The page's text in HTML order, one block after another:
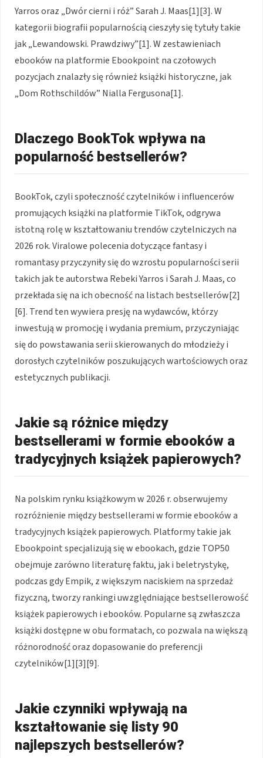
Yarros oraz „Dwór cierni i róż” Sarah J. Maas[1][3]. W
kategorii biografii popularnością cieszyły się tytuły takie
jak „Lewandowski. Prawdziwy”[1]. W zestawieniach
ebooków na platformie Ebookpoint na czołowych
pozycjach znalazły się również książki historyczne, jak
„Dom Rothschildów” Nialla Fergusona[1].
Dlaczego BookTok wpływa na
popularność bestsellerów?
BookTok, czyli społeczność czytelników i influencerów
promujących książki na platformie TikTok, odgrywa
istotną rolę w kształtowaniu trendów czytelniczych na
2026 rok. Viralowe polecenia dotyczące fantasy i
romantasy przyczyniły się do wzrostu popularności serii
takich jak te autorstwa Rebeki Yarros i Sarah J. Maas, co
przekłada się na ich obecność na listach bestsellerów[2]
[6]. Trend ten wywiera presję na wydawców, którzy
inwestują w promocję i wydania premium, przyczyniając
się do powstawania serii skierowanych do młodzieży i
dorosłych czytelników poszukujących wartościowych oraz
estetycznych publikacji.
Jakie są różnice między
bestsellerami w formie ebooków a
tradycyjnych książek papierowych?
Na polskim rynku książkowym w 2026 r. obserwujemy
rozróżnienie między bestsellerami w formie ebooków a
tradycyjnych książek papierowych. Platformy takie jak
Ebookpoint specjalizują się w ebookach, gdzie TOP50
obejmuje zarówno literaturę faktu, jak i beletrystykę,
podczas gdy Empik, z większym naciskiem na sprzedaż
fizyczną, tworzy rankingi uwzględniające bestsellerowość
książek papierowych i ebooków. Popularne są zwłaszcza
książki dostępne w obu formatach, co pozwala na większą
różnorodność oraz dopasowanie do preferencji
czytelników[1][3][9].
Jakie czynniki wpływają na
kształtowanie się listy 90
najlepszych bestsellerów?